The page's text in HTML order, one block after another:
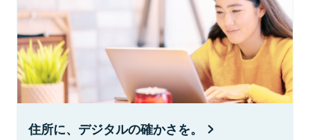
住所に、デジタルの確かさを。